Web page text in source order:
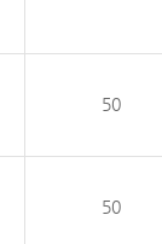
50
50